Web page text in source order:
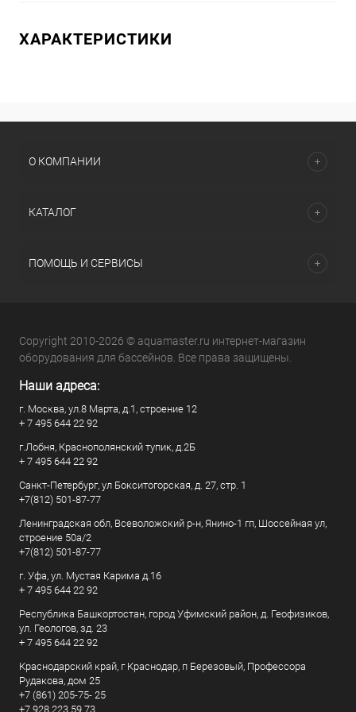
ХАРАКТЕРИСТИКИ
О КОМПАНИИ
КАТАЛОГ
ПОМОЩЬ И СЕРВИСЫ
Copyright 2010-2026 © aquamaster.ru интернет-магазин
оборудования для бассейнов. Все права защищены.
Наши адреса:
г. Москва, ул.8 Марта, д.1, строение 12
+ 7 495 644 22 92
г.Лобня, Краснополянский тупик, д.2Б
+ 7 495 644 22 92
Санкт-Петербург, ул Бокситогорская, д. 27, стр. 1
+7(812) 501-87-77
Ленинградская обл, Всеволожский р-н, Янино-1 гп, Шоссейная ул,
строение 50а/2
+7(812) 501-87-77
г. Уфа, ул. Мустая Карима д.16
+ 7 495 644 22 92
Республика Башкортостан, город Уфимский район, д. Геофизиков,
ул. Геологов, зд. 23
+ 7 495 644 22 92
Краснодарский край, г Краснодар, п Березовый, Профессора
Рудакова, дом 25
+7 (861) 205-75- 25
+7 928 223 59 73